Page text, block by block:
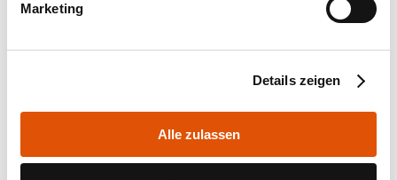
Marketing
Details zeigen
Alle zulassen